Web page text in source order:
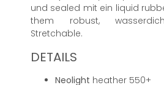
und sealed mit ein liquid
them robust,
Stretchable.
DETAILS
Neolight heather 550+